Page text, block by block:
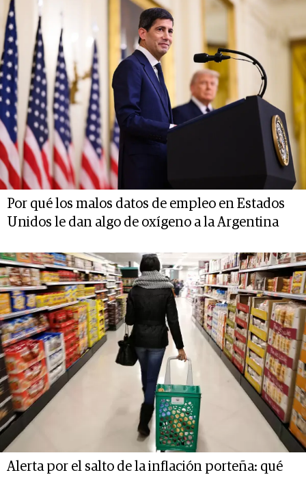
Por qué los malos datos de empleo en Estados
Unidos le dan algo de oxígeno a la Argentina
Alerta por el salto de la inflación porteña: qué